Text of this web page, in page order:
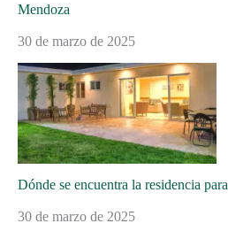
Mendoza
30 de marzo de 2025
Dónde se encuentra la residencia
30 de marzo de 2025